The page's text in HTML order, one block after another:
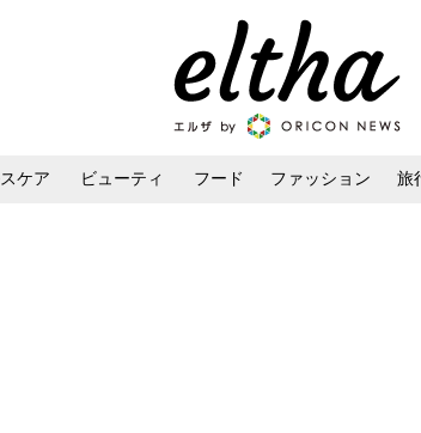
ケア ビューティ フード ファッション 旅